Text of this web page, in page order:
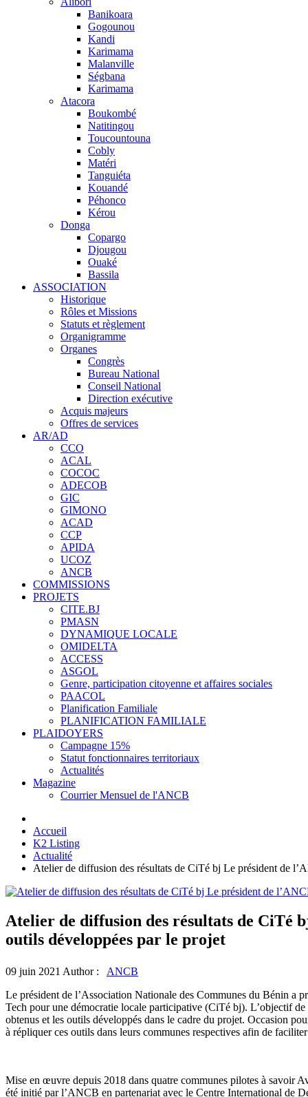
Banikoara
Gogounou
Kandi
Karimama
Malanville
Ségbana
Karimama
Atacora
Boukombé
Natitingou
Toucountouna
Cobly
Matéri
Tanguiéta
Kouandé
Péhonco
Kérou
Donga
Copargo
Djougou
Ouaké
Bassila
ASSOCIATION
Historique
Rôles et Missions
Statuts et règlement
Organigramme
Organes
Congrès
Bureau National
Conseil National
Direction exécutive
Acquis majeurs
Offres de services
AR/AD
CCO
ACAL
COCOC
ADECOB
GIC
GIMONO
ACAD
CCP
APIDA
UCOZ
ANCB
COMMISSIONS
PROJETS
CITE.BJ
PMASN
DYNAMIQUE LOCALE
OMIDELTA
ACCESS
ASGOL
Genre, participation citoyenne et affaires sociales
PAACOL
Planification Familiale
PLANIFICATION FAMILIALE
PLAIDOYERS
Campagne 15%
Statut fonctionnaires territoriaux
Actualités
Magazine
Courrier Mensuel de l'ANCB
Accueil
K2 Listing
Actualité
Atelier de diffusion des résultats de CiTé bj Le président de
Atelier de diffusion des résultats de CiTé
outils développées par le projet
09 juin 2021 Author : ANCB
Le président de l’Association Nationale des Communes du Bénin a
Tech pour une démocratie locale participative (CiTé bj). L’objectif de
obtenus et les outils développés dans le cadre du projet. Occasion
à répliquer ces outils dans leurs communes respectives afin de
Mise en œuvre depuis 2018 dans quatre communes pilotes à savoir
été initié par l’ANCB en partenariat avec le Centre International de